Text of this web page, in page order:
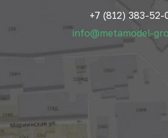
info@metamodel-
+7 (812) 383-52-